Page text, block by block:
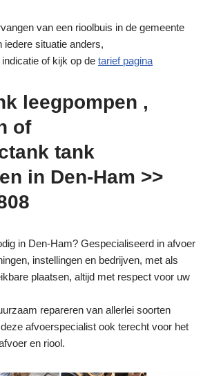
van een rioolbuis in de gemeente
situatie anders,
of kijk op de tarief pagina
leegpompen ,
of
tank
in Den-Ham >>
in Den-Ham? Gespecialiseerd in afvoer
instellingen en bedrijven, met als
plaatsen, altijd met respect voor uw
repareren van allerlei soorten
afvoerspecialist ook terecht voor het
en riool.